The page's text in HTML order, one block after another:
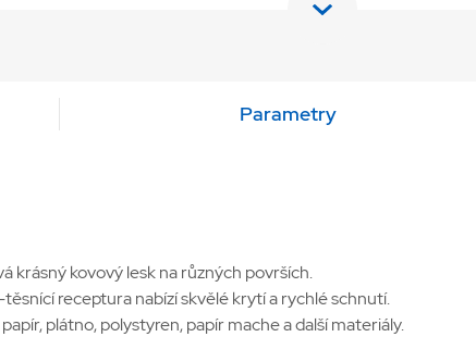
Parametry
krásný kovový lesk na různých površích.
receptura nabízí skvělé krytí a rychlé schnutí.
plátno, polystyren, papír mache a další materiály.